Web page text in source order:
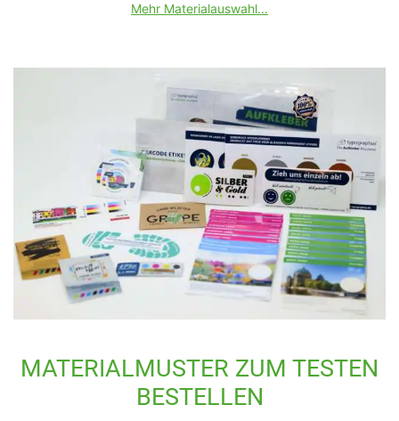
Mehr Materialauswahl...
MATERIALMUSTER ZUM TESTEN
BESTELLEN